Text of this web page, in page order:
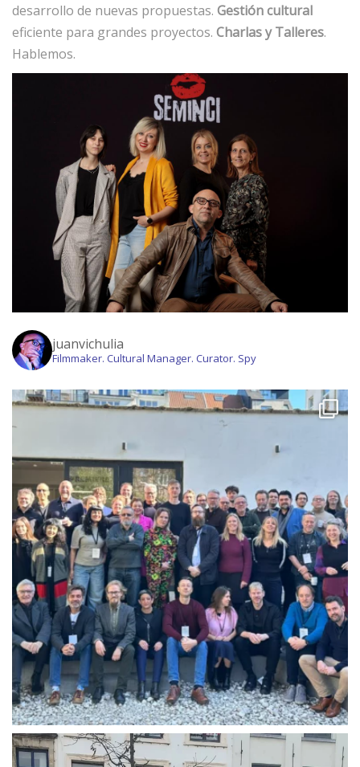
desarrollo de nuevas propuestas. Gestión cultural
eficiente para grandes proyectos. Charlas y Talleres.
Hablemos.
juanvichulia
Filmmaker. Cultural Manager. Curator. Spy